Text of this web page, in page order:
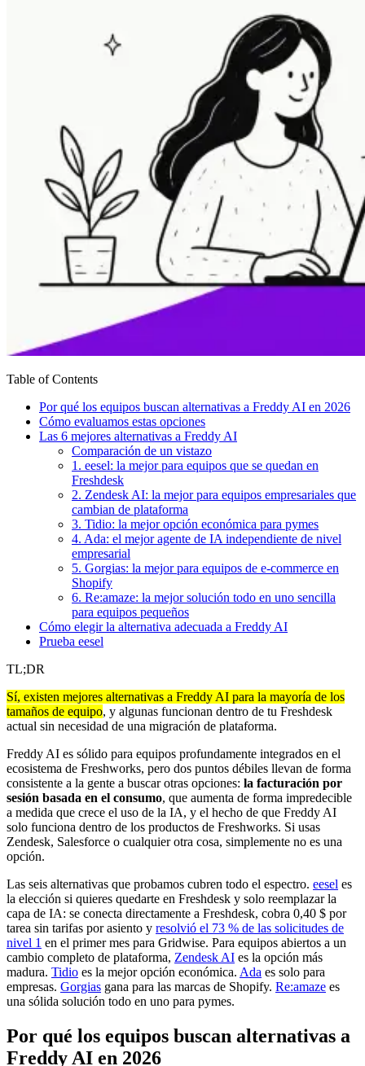
Table of Contents
Por qué los equipos buscan alternativas a Freddy AI en 2026
Cómo evaluamos estas opciones
Las 6 mejores alternativas a Freddy AI
Comparación de un vistazo
1. eesel: la mejor para equipos que se quedan en
Freshdesk
2. Zendesk AI: la mejor para equipos empresariales que
cambian de plataforma
3. Tidio: la mejor opción económica para pymes
4. Ada: el mejor agente de IA independiente de nivel
empresarial
5. Gorgias: la mejor para equipos de e-commerce en
Shopify
6. Re:amaze: la mejor solución todo en uno sencilla
para equipos pequeños
Cómo elegir la alternativa adecuada a Freddy AI
Prueba eesel
TL;DR
Sí, existen mejores alternativas a Freddy AI para la mayoría de los
tamaños de equipo, y algunas funcionan dentro de tu Freshdesk
actual sin necesidad de una migración de plataforma.
Freddy AI es sólido para equipos profundamente integrados en el
ecosistema de Freshworks, pero dos puntos débiles llevan de forma
consistente a la gente a buscar otras opciones: la facturación por
sesión basada en el consumo, que aumenta de forma impredecible
a medida que crece el uso de la IA, y el hecho de que Freddy AI
solo funciona dentro de los productos de Freshworks. Si usas
Zendesk, Salesforce o cualquier otra cosa, simplemente no es una
opción.
Las seis alternativas que probamos cubren todo el espectro. eesel es
la elección si quieres quedarte en Freshdesk y solo reemplazar la
capa de IA: se conecta directamente a Freshdesk, cobra 0,40 $ por
tarea sin tarifas por asiento y resolvió el 73 % de las solicitudes de
nivel 1 en el primer mes para Gridwise. Para equipos abiertos a un
cambio completo de plataforma, Zendesk AI es la opción más
madura. Tidio es la mejor opción económica. Ada es solo para
empresas. Gorgias gana para las marcas de Shopify. Re:amaze es
una sólida solución todo en uno para pymes.
Por qué los equipos buscan alternativas a
Freddy AI en 2026